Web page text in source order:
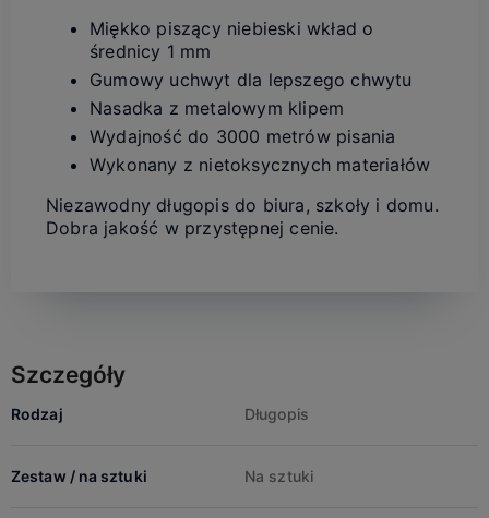
Miękko piszący niebieski wkład o
średnicy 1 mm
Gumowy uchwyt dla lepszego chwytu
Nasadka z metalowym klipem
Wydajność do 3000 metrów pisania
Wykonany z nietoksycznych materiałów
Niezawodny długopis do biura, szkoły i domu.
Dobra jakość w przystępnej cenie.
Szczegóły
Rodzaj Długopis
Zestaw / na sztuki Na sztuki